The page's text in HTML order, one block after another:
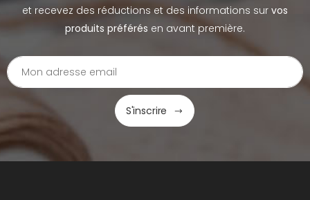
et recevez des réductions et des informations sur vos
produits préférés en avant première.
S'inscrire